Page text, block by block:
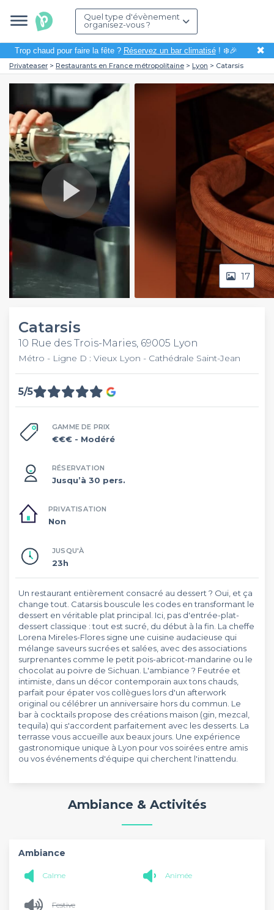
Quel type d'évènement
organisez-vous ?
Trop chaud pour faire la fête ? Réservez un bar climatisé! ❄️🎉 ✖
Privateaser Restaurants en France métropolitaine Lyon Catarsis
Play
Video
17
Catarsis
10 Rue des Trois-Maries, 69005 Lyon
Métro - Ligne D : Vieux Lyon - Cathédrale Saint-Jean
5/5
GAMME DE PRIX
€€€ - Modéré
RÉSERVATION
Jusqu’à 30 pers.
PRIVATISATION
Non
JUSQU'À
23h
Un restaurant entièrement consacré au dessert ? Oui, et ça
change tout. Catarsis bouscule les codes en transformant le
dessert en véritable plat principal. Ici, pas d'entrée-plat-
dessert classique : tout est sucré, du début à la fin. La cheffe
Lorena Mireles-Flores signe une cuisine audacieuse qui
mélange saveurs sucrées et salées, avec des associations
surprenantes comme le petit pois-abricot-mandarine ou le
chocolat au poivre de Sichuan. L'ambiance ? Feutrée et
intimiste, dans un décor contemporain aux tons chauds,
parfait pour épater vos collègues lors d'un afterwork
original ou célébrer un anniversaire hors du commun. Le
bar à cocktails propose des créations maison (gin, mezcal,
tequila) qui s'accordent parfaitement avec les desserts. La
terrasse vous accueille aux beaux jours. Une expérience
gastronomique unique à Lyon pour vos soirées entre amis
ou vos événements d'équipe qui cherchent l'inattendu.
Ambiance & Activités
Ambiance
Calme Animée
Festive